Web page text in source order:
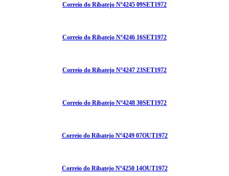
Correio do Ribatejo Nº4245 09SET1972
Correio do Ribatejo Nº4246 16SET1972
Correio do Ribatejo Nº4247 23SET1972
Correio do Ribatejo Nº4248 30SET1972
Correio do Ribatejo Nº4249 07OUT1972
Correio do Ribatejo Nº4250 14OUT1972